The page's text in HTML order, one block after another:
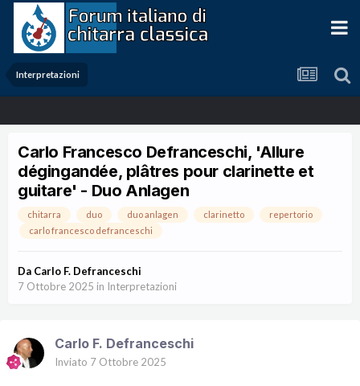
Interpretazioni
Carlo Francesco Defranceschi, 'Allure
dégingandée, plâtres pour clarinette et
guitare' - Duo Anlagen
chitarra duo duo anlagen clarinetto
repertorio
carlo francesco defranceschi
Da Carlo F. Defranceschi
7 Ottobre 2025 in Interpretazioni
Carlo F. Defranceschi
Inviato 7 Ottobre 2025